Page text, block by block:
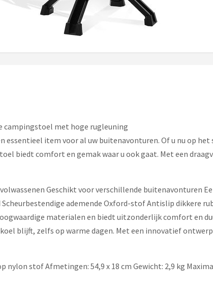
campingstoel met hoge rugleuning
essentieel item voor al uw buitenavonturen. Of u nu op
biedt comfort en gemak waar u ook gaat. Met een
Geschikt voor verschillende buitenavonturen
ademende Oxford-stof Antislip dikkere
materialen en biedt uitzonderlijk comfort en
blijft, zelfs op warme dagen. Met een innovatief
nylon stof Afmetingen: 54,9 x 18 cm Gewicht: 2,9 kg